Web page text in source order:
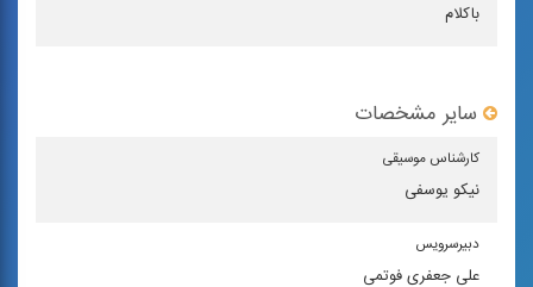
باکلام
سایر مشخصات
كارشناس موسیقی
نیکو یوسفی
دبیرسرویس
علی جعفری فوتمی